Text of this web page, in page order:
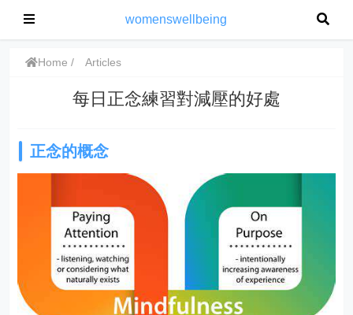
womenswellbeing
Home Articles
每日正念練習對減壓的好處
正念的概念